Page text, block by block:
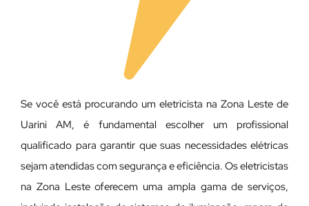
Se você está procurando um eletricista na Zona Leste de
Uarini AM, é fundamental escolher um profissional
qualificado para garantir que suas necessidades elétricas
sejam atendidas com segurança e eficiência. Os eletricistas
na Zona Leste oferecem uma ampla gama de serviços,